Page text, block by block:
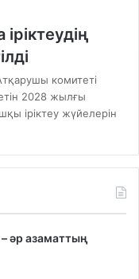
комитеті
2028 жылғы
іріктеу жүйелерін
– әр азаматтың